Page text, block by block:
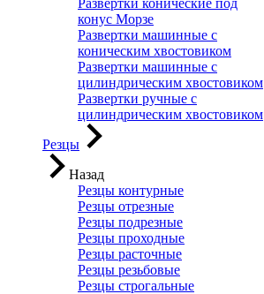
Развертки конические под
конус Морзе
Развертки машинные с
коническим хвостовиком
Развертки машинные с
цилиндрическим хвостовиком
Развертки ручные с
цилиндрическим хвостовиком
Резцы
Назад
Резцы контурные
Резцы отрезные
Резцы подрезные
Резцы проходные
Резцы расточные
Резцы резьбовые
Резцы строгальные